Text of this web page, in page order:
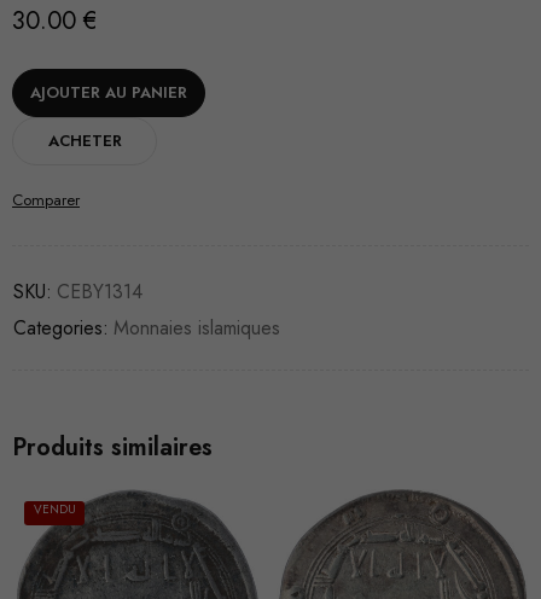
30.00 €
AJOUTER AU PANIER
ACHETER
Comparer
SKU: CEBY1314
Categories: Monnaies islamiques
Produits similaires
VENDU